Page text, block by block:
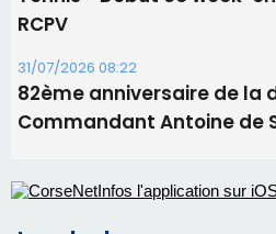
Satine Nomary est la nouvelle
d'un spectacle qui ne
Éclipse du 12 août : Où
profiter pleinement du
consommation en recul dans